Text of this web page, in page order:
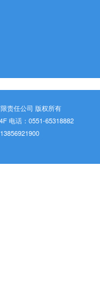
责任公司 版权所有
电话：0551-65318882